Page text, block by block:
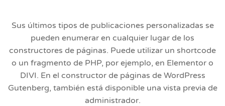
Sus últimos tipos de publicaciones personalizadas se
pueden enumerar en cualquier lugar de los
constructores de páginas. Puede utilizar un shortcode
o un fragmento de PHP, por ejemplo, en Elementor o
DIVI. En el constructor de páginas de WordPress
Gutenberg, también está disponible una vista previa de
administrador.